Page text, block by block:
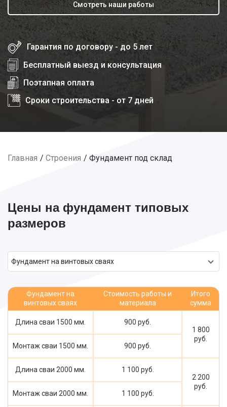
Смотреть наши работы
Гарантия по договору - до 5 лет
Бесплатный выезд и консультация
Поэтапная оплата
Сроки строительства - от 7 дней
Главная Строения Фундамент под склад
Цены на фундамент типовых
размеров
Фундамент на винтовых сваях
Фундамент на
винтовых сваях
Стоимость работы и
материала
Итого
сумма
Длина сваи 1500 мм.
900 руб.
1 800
руб.
Монтаж сваи 1500 мм.
900 руб.
Длина сваи 2000 мм.
1 100 руб.
2 200
руб.
Монтаж сваи 2000 мм.
1 100 руб.